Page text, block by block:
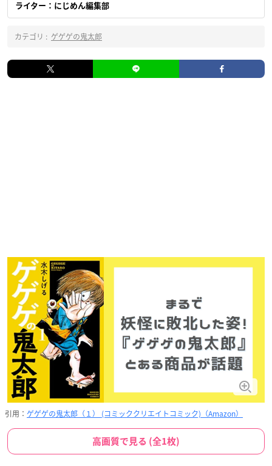
ライター：にじめん編集部
カテゴリ : ゲゲゲの鬼太郎
引用： ゲゲゲの鬼太郎（１） (コミッククリエイトコミック)（Amazon）
高画質で見る (全1枚)